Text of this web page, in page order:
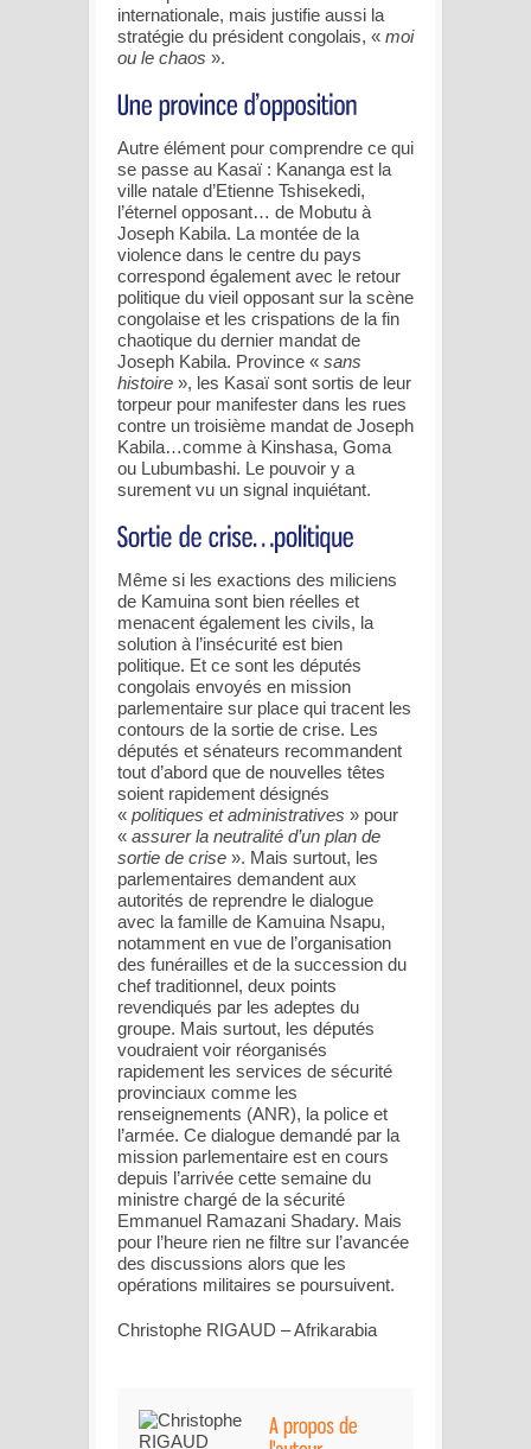
internationale, mais justifie aussi la
stratégie du président congolais, « moi
ou le chaos ».
Autre élément pour comprendre ce qui
se passe au Kasaï : Kananga est la
ville natale d’Etienne Tshisekedi,
l’éternel opposant… de Mobutu à
Joseph Kabila. La montée de la
violence dans le centre du pays
correspond également avec le retour
politique du vieil opposant sur la scène
congolaise et les crispations de la fin
chaotique du dernier mandat de
Joseph Kabila. Province « sans
histoire », les Kasaï sont sortis de leur
torpeur pour manifester dans les rues
contre un troisième mandat de Joseph
Kabila…comme à Kinshasa, Goma
ou Lubumbashi. Le pouvoir y a
surement vu un signal inquiétant.
Même si les exactions des miliciens
de Kamuina sont bien réelles et
menacent également les civils, la
solution à l’insécurité est bien
politique. Et ce sont les députés
congolais envoyés en mission
parlementaire sur place qui tracent les
contours de la sortie de crise. Les
députés et sénateurs recommandent
tout d’abord que de nouvelles têtes
soient rapidement désignés
« politiques et administratives » pour
« assurer la neutralité d’un plan de
sortie de crise ». Mais surtout, les
parlementaires demandent aux
autorités de reprendre le dialogue
avec la famille de Kamuina Nsapu,
notamment en vue de l’organisation
des funérailles et de la succession du
chef traditionnel, deux points
revendiqués par les adeptes du
groupe. Mais surtout, les députés
voudraient voir réorganisés
rapidement les services de sécurité
provinciaux comme les
renseignements (ANR), la police et
l’armée. Ce dialogue demandé par la
mission parlementaire est en cours
depuis l’arrivée cette semaine du
ministre chargé de la sécurité
Emmanuel Ramazani Shadary. Mais
pour l’heure rien ne filtre sur l’avancée
des discussions alors que les
opérations militaires se poursuivent.
Christophe RIGAUD – Afrikarabia